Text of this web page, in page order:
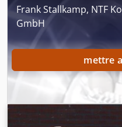
Frank Stallkamp, NTF
GmbH
mettre